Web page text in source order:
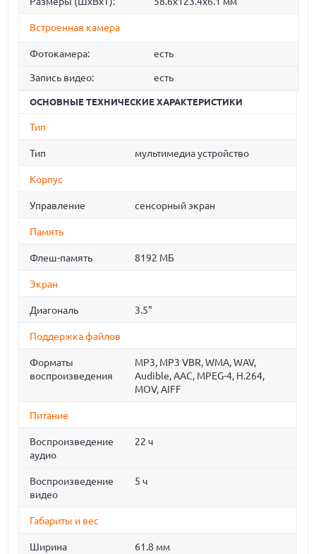
Встроенная камера
Фотокамера: есть
Запись видео: есть
ОСНОВНЫЕ ТЕХНИЧЕСКИЕ ХАРАКТЕРИСТИКИ
Тип
Тип мультимедиа устройство
Корпус
Управление сенсорный экран
Память
Флеш-память 8192 МБ
Экран
Диагональ 3.5"
Поддержка файлов
Форматы
воспроизведения
MP3, MP3 VBR, WMA, WAV,
Audible, AAC, MPEG-4, H.264,
MOV, AIFF
Питание
Воспроизведение
аудио
22 ч
Воспроизведение
видео
5 ч
Габариты и вес
Ширина 61.8 мм